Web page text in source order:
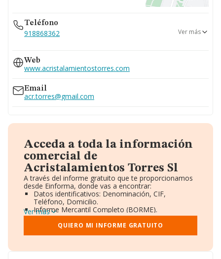
Teléfono
918868362
618...
Ver teléfono 618...
Ver más
Web
www.acristalamientostorres.com
Email
acr.torres@gmail.com
Acceda a toda la información
comercial de
Acristalamientos Torres Sl
A través del informe gratuito que te proporcionamos
desde Einforma, donde vas a encontrar:
Datos identificativos: Denominación, CIF,
Teléfono, Domicilio.
Informe Mercantil Completo (BORME).
Gráficos de Evolución Ventas y Empleados.
Consejo de Administración y Administradores.
Directivos y Ejecutivos.
Ver más
QUIERO MI INFORME GRATUITO